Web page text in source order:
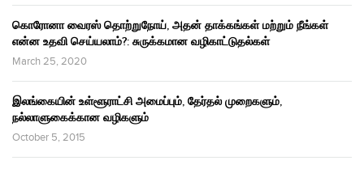
கொரோனா வைரஸ் தொற்றுநோய், அதன் தாக்கங்கள் மற்றும் நீங்கள்
என்ன உதவி செய்யலாம்?: சுருக்கமான வழிகாட்டுதல்கள்
March 25, 2020
இலங்கையின் உள்ளூராட்சி அமைப்பும், தேர்தல் முறைகளும்,
நல்லாளுகைக்கான வழிகளும்
October 5, 2015